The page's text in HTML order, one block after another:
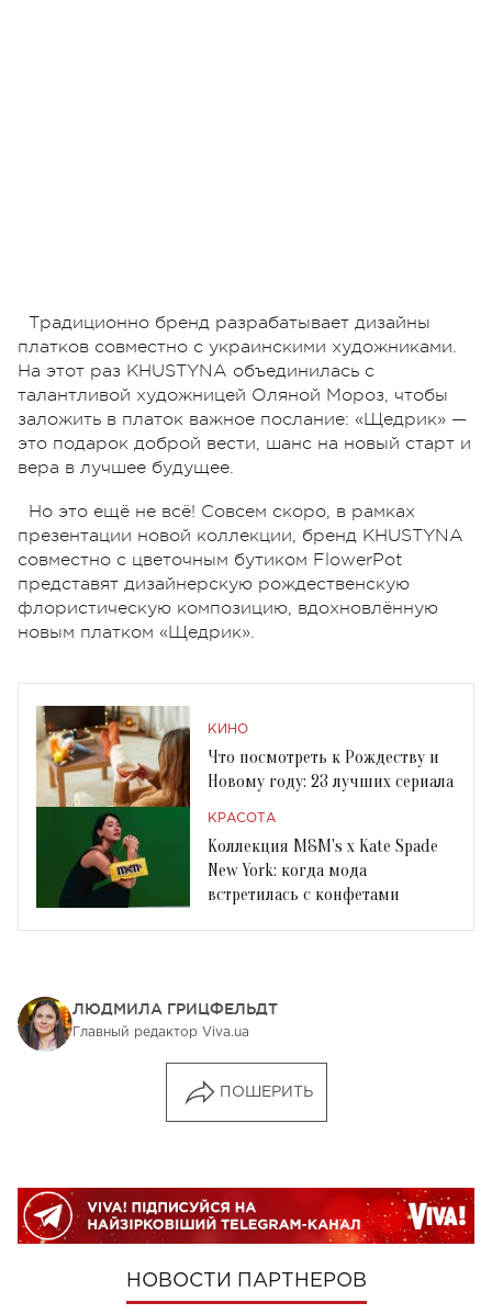
Традиционно бренд разрабатывает дизайны
платков совместно с украинскими художниками.
На этот раз KHUSTYNA объединилась с
талантливой художницей Оляной Мороз, чтобы
заложить в платок важное послание: «Щедрик» —
это подарок доброй вести, шанс на новый старт и
вера в лучшее будущее.
Но это ещё не всё! Совсем скоро, в рамках
презентации новой коллекции, бренд KHUSTYNA
совместно с цветочным бутиком FlowerPot
представят дизайнерскую рождественскую
флористическую композицию, вдохновлённую
новым платком «Щедрик».
КИНО
Что посмотреть к Рождеству и
Новому году: 23 лучших сериала
КРАСОТА
Коллекция M&M's x Kate Spade
New York: когда мода
встретилась с конфетами
ЛЮДМИЛА ГРИЦФЕЛЬДТ
Главный редактор Viva.ua
ПОШЕРИТЬ
НОВОСТИ ПАРТНЕРОВ